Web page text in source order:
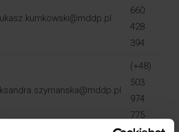
660
428
394
(+48)
503
974
775